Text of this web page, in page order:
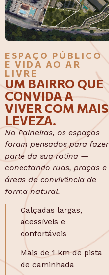
ESPAÇO PÚBLICO
E VIDA AO AR
LIVRE
UM BAIRRO QUE
CONVIDA A
VIVER COM MAIS
LEVEZA.
No Paineiras, os espaços
foram pensados para fazer
parte da sua rotina —
conectando ruas, praças e
áreas de convivência de
forma natural.
Calçadas largas,
acessíveis e
confortáveis
Mais de 1 km de pista
de caminhada